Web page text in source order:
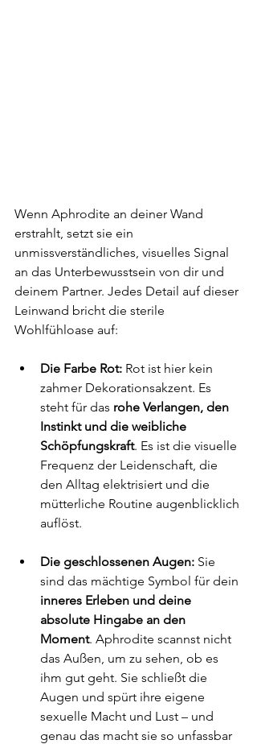
Wenn Aphrodite an deiner Wand
erstrahlt, setzt sie ein
unmissverständliches, visuelles Signal
an das Unterbewusstsein von dir und
deinem Partner. Jedes Detail auf dieser
Leinwand bricht die sterile
Wohlfühloase auf:
Die Farbe Rot: Rot ist hier kein
zahmer Dekorationsakzent. Es
steht für das rohe Verlangen, den
Instinkt und die weibliche
Schöpfungskraft. Es ist die visuelle
Frequenz der Leidenschaft, die
den Alltag elektrisiert und die
mütterliche Routine augenblicklich
auflöst.
Die geschlossenen Augen: Sie
sind das mächtige Symbol für dein
inneres Erleben und deine
absolute Hingabe an den
Moment. Aphrodite scannst nicht
das Außen, um zu sehen, ob es
ihm gut geht. Sie schließt die
Augen und spürt ihre eigene
sexuelle Macht und Lust – und
genau das macht sie so unfassbar